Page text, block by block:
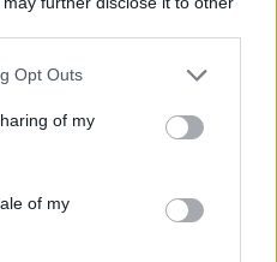
Opt Outs
of my
of my